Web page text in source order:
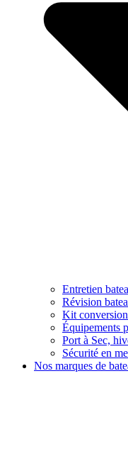
Entretien
Révision
Kit
Équipements
Port à Sec,
Sécurité en
Nos marques de